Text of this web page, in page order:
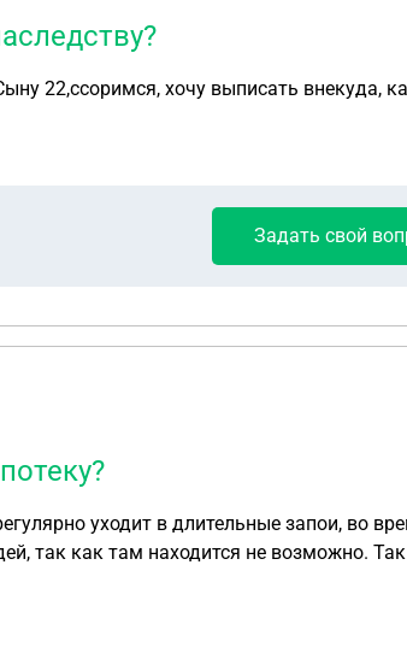
22,ссоримся, хочу выписать внекуда,
Задать свой
уходит в длительные запои, во
так как там находится не возможно.
какую статью мне опираться в исковом